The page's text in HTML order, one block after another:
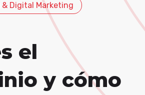
Digital Marketing
el
y cómo